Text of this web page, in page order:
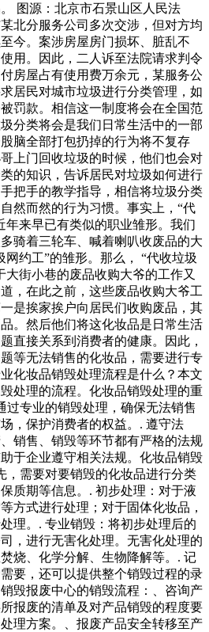
图源：北京市石景山区人民法
分服务公司多次交涉，但对方均
今。案涉房屋房门损坏、脏乱不
用。因此，二人诉至法院请求判令
房屋占有使用费万余元，某服务公
居民对城市垃圾进行分类管理，如
罚款。相信这一制度将会在全国范
分类将会是我们日常生活中的一部
脑全部打包扔掉的行为将不复存
上门回收垃圾的时候，他们也会对
的知识，告诉居民对垃圾如何进行
把手的教学指导，相信将垃圾分类
然而然的行为习惯。事实上，“代
年来早已有类似的职业雏形。我们
骑着三轮车、喊着喇叭收废品的大
约工”的雏形。那么， “代收垃圾
大街小巷的废品收购大爷的工作又
，在此之前，这些废品收购大爷工
是挨家挨户向居民们收购废品，其
。然后他们将这化妆品是日常生活
直接关系到消费者的健康。因此，
等无法销售的化妆品，需要进行专
化妆品销毁处理流程是什么？本文
处理的流程。化妆品销毁处理的重
过专业的销毁处理，确保无法销售
，保护消费者的权益。. 遵守法
销售、销毁等环节都有严格的法规
于企业遵守相关法规。化妆品销毁
，需要对要销毁的化妆品进行分类
质期等信息。. 初步处理：对于液
方式进行处理；对于固体化妆品，
理。. 专业销毁：将初步处理后的
，进行无害化处理。无害化处理的
烧、化学分解、生物降解等。. 记
要，还可以提供整个销毁过程的录
毁报废中心的销毁流程：、咨询产
报废的清单及对产品销毁的程度要
理方案。、报废产品安全转移至产